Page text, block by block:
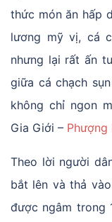
thức món ăn hấp
lương mỹ vị, cá
nhưng lại rất ấn
giữa cá chạch
không chỉ ngon
Gia Giới – Phượng
Theo lời người
bắt lên và thả
được ngâm trong